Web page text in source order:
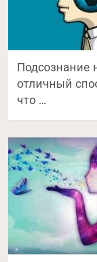
Подсознание
отличный
что …